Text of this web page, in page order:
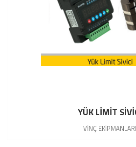
YÜK LİMİT
VİNÇ EKİPMANLARI